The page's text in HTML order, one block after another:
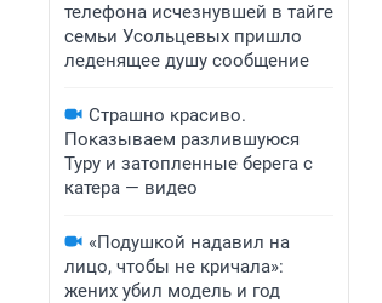
телефона исчезнувшей в тайге
семьи Усольцевых пришло
леденящее душу сообщение
Страшно красиво.
Показываем разлившуюся
Туру и затопленные берега с
катера — видео
«Подушкой надавил на
лицо, чтобы не кричала»:
жених убил модель и год